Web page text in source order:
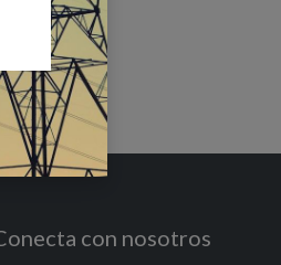
con nosotros